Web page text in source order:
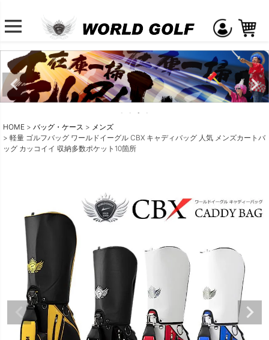
HOME バッグ・ケース
メンズ
軽量 ゴルフバッグ ワールドイーグル CBX キャディバッグ 人気 メンズカートバ
ッグ カッコイイ 収納多数ポケット10箇所